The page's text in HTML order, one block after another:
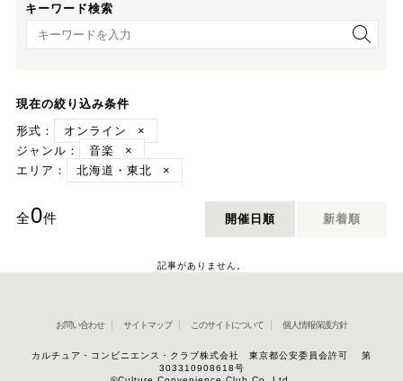
キーワード検索
キーワード検索
現在の絞り込み条件
形式：
オンライン
×
ジャンル：
音楽
×
エリア：
北海道・東北 ×
全0件 開催日順 新着順
記事がありません。
お問い合わせ サイトマップ このサイトについて 個人情報保護方針
カルチュア・コンビニエンス・クラブ株式会社 東京都公安委員会許可 第
303310908618号